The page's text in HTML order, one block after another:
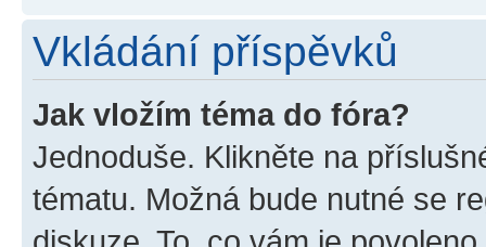
Vkládání příspěvků
Jak vložím téma do fóra?
Jednoduše. Klikněte na
tématu. Možná bude nutné se